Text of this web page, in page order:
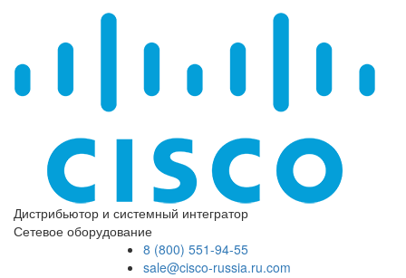
Дистрибьютор и системный интегратор
Сетевое оборудование
8 (800) 551-94-55
sale@cisco-russia.ru.com